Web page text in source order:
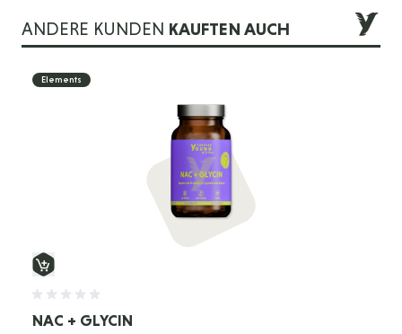
ANDERE KUNDEN KAUFTEN AUCH
Die Navigation durch die Elemente des Karussells ist mit
Drücken Sie, um das Karussell zu überspringen
Drücken Sie, um zur Karussell-Navigation zu gelangen
NAC + GLYCIN
Elements